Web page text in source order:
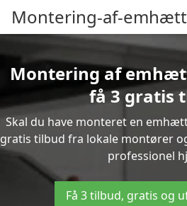
Montering-af-
Montering af
få 3 gratis
Skal du have monteret en
gratis tilbud fra lokale montører
professionel
Få 3 tilbud, gratis og